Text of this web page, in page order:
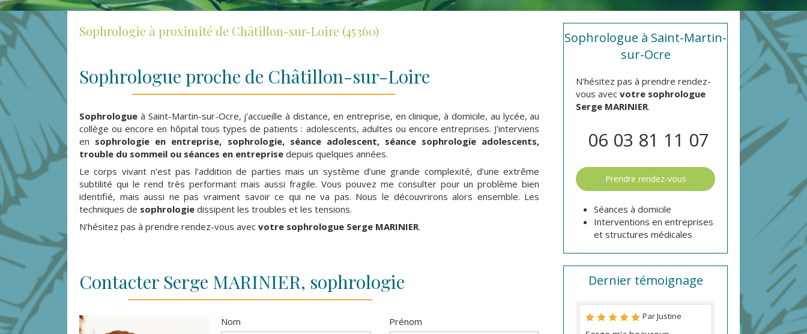
Sophrologie à proximité de Châtillon-sur-Loire (45360)
Sophrologue proche de Châtillon-sur-Loire
Sophrologue à Saint-Martin-sur-Ocre, j'accueille à distance, en entreprise, en clinique, à domicile, au lycée, au
collège ou encore en hôpital tous types de patients : adolescents, adultes ou encore entreprises. J'interviens
en sophrologie en entreprise, sophrologie, séance adolescent, séance sophrologie adolescents,
trouble du sommeil ou séances en entreprise depuis quelques années.
Le corps vivant n’est pas l’addition de parties mais un système d’une grande complexité, d’une extrême
subtilité qui le rend très performant mais aussi fragile. Vous pouvez me consulter pour un problème bien
identifié, mais aussi ne pas vraiment savoir ce qui ne va pas. Nous le découvrirons alors ensemble. Les
techniques de sophrologie dissipent les troubles et les tensions.
N'hésitez pas à prendre rendez-vous avec votre sophrologue Serge MARINIER.
Contacter Serge MARINIER, sophrologie
Nom Prénom
Sophrologue à Saint-Martin-
sur-Ocre
N'hésitez pas à prendre rendez-
vous avecvotre sophrologue
Serge MARINIER.
06 03 81 11 07
Prendre rendez-vous
Séances à domicile
Interventions en entreprises
et structures médicales
Dernier témoignage
Par Justine